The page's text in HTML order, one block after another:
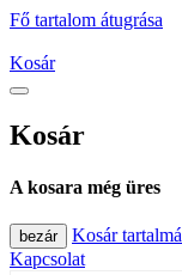
Fő tartalom átugrása
Kosár
Kosár
A kosara még üres
bezár
Kosár
Kapcsolat